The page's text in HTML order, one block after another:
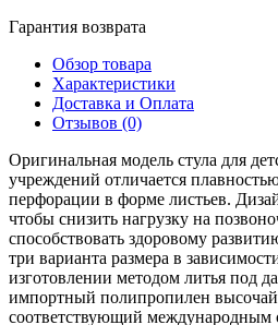
Гарантия возврата
Обзор товара
Характеристики
Доставка и Оплата
Отзывов (0)
Оригинальная модель стула для
учреждений отличается
перфорации в форме листьев.
чтобы снизить нагрузку на
способствовать здоровому
три варианта размера в
изготовлении методом литья под
импортный полипропилен
соответствующий международным